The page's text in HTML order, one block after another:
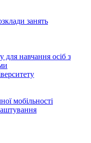
занять
для навчання осіб з
мобільності